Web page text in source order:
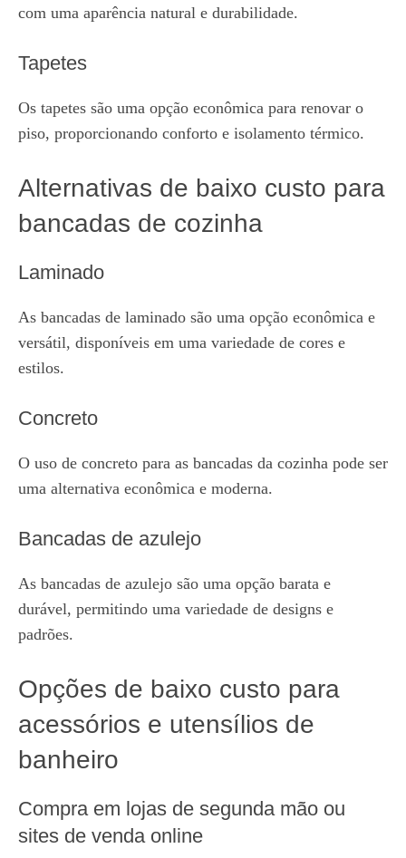
com uma aparência natural e durabilidade.
Tapetes
Os tapetes são uma opção econômica para renovar o
piso, proporcionando conforto e isolamento térmico.
Alternativas de baixo custo para
bancadas de cozinha
Laminado
As bancadas de laminado são uma opção econômica e
versátil, disponíveis em uma variedade de cores e
estilos.
Concreto
O uso de concreto para as bancadas da cozinha pode ser
uma alternativa econômica e moderna.
Bancadas de azulejo
As bancadas de azulejo são uma opção barata e
durável, permitindo uma variedade de designs e
padrões.
Opções de baixo custo para
acessórios e utensílios de
banheiro
Compra em lojas de segunda mão ou
sites de venda online